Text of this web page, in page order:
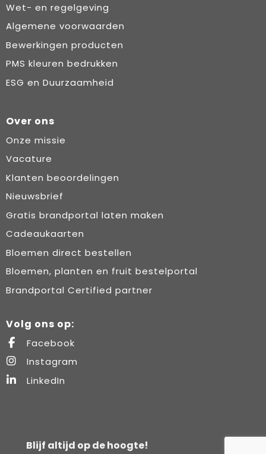
Wet- en regelgeving
Algemene voorwaarden
Bewerkingen producten
PMS kleuren bedrukken
ESG en Duurzaamheid
Over ons
Onze missie
Vacature
Klanten beoordelingen
Nieuwsbrief
Gratis brandportal laten maken
Cadeaukaarten
Bloemen direct bestellen
Bloemen, planten en fruit bestelportal
Brandportal Certified partner
Volg ons op:
Facebook
Instagram
LinkedIn
Blijf altijd op de hoogte!